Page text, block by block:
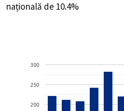
națională de 10.4%
200
250
300